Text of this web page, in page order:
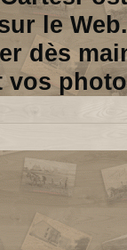
le Web.
dès
vos